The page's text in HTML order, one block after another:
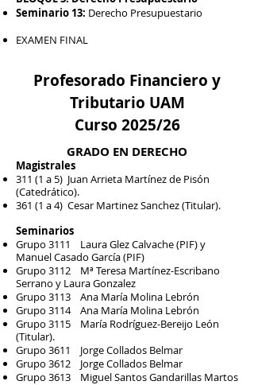
Seminario 13: Derecho Presupuestario
EXAMEN FINAL
Profesorado Financiero y
Tributario UAM
Curso 2025/26
GRADO EN DERECHO
Magistrales
311 (1 a 5) Juan Arrieta Martínez de Pisón
(Catedrático).
361 (1 a 4) Cesar Martinez Sanchez (Titular).
Seminarios
Grupo 3111 Laura Glez Calvache (PIF) y
Manuel Casado García (PIF)
Grupo 3112 Mª Teresa Martínez-Escribano
Serrano y Laura Gonzalez
Grupo 3113 Ana María Molina Lebrón
Grupo 3114 Ana María Molina Lebrón
Grupo 3115 María Rodríguez-Bereijo León
(Titular).
Grupo 3611 Jorge Collados Belmar
Grupo 3612 Jorge Collados Belmar
Grupo 3613 Miguel Santos Gandarillas Martos